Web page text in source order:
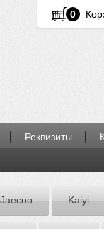
0
Реквизиты
Jaecoo Kaiyi